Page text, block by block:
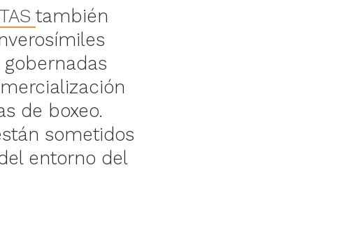
también
de boxeo.
sometidos
entorno del